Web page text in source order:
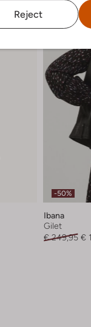
Reject
-50%
Ibana
Gilet
€ 249,95 €